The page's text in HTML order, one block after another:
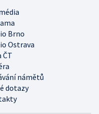
Brno
Ostrava
ČT
námětů
dotazy